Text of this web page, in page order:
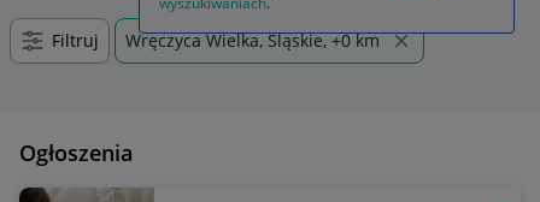
Filtruj Wręczyca Wielka, Śląskie, +0 km
Ogłoszenia